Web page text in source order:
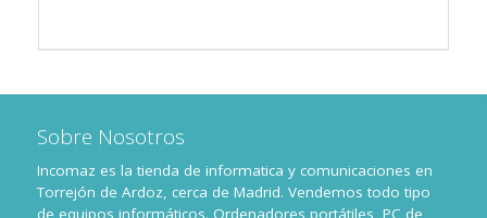
Sobre Nosotros
Incomaz es la tienda de informatica y comunicaciones en
Torrejón de Ardoz, cerca de Madrid. Vendemos todo tipo
de equipos informáticos. Ordenadores portátiles, PC de